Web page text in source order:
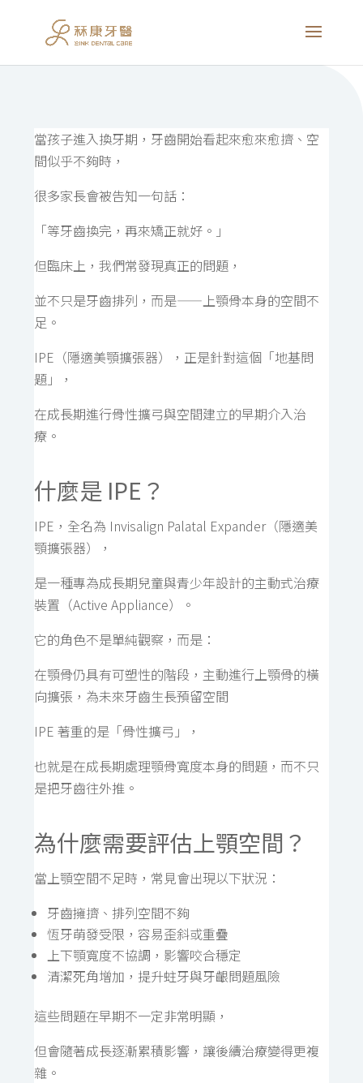
當孩子進入換牙期，牙齒開始看起來愈來愈擠、空
間似乎不夠時，
很多家長會被告知一句話：
「等牙齒換完，再來矯正就好。」
但臨床上，我們常發現真正的問題，
並不只是牙齒排列，而是——上顎骨本身的空間不
足。
IPE（隱適美顎擴張器），正是針對這個「地基問
題」，
在成長期進行骨性擴弓與空間建立的早期介入治
療。
什麼是 IPE？
IPE，全名為 Invisalign Palatal Expander（隱適美
顎擴張器），
是一種專為成長期兒童與青少年設計的主動式治療
裝置（Active Appliance）。
它的角色不是單純觀察，而是：
在顎骨仍具有可塑性的階段，主動進行上顎骨的橫
向擴張，為未來牙齒生長預留空間
IPE 著重的是「骨性擴弓」，
也就是在成長期處理顎骨寬度本身的問題，而不只
是把牙齒往外推。
為什麼需要評估上顎空間？
當上顎空間不足時，常見會出現以下狀況：
牙齒擁擠、排列空間不夠
恆牙萌發受限，容易歪斜或重疊
上下顎寬度不協調，影響咬合穩定
清潔死角增加，提升蛀牙與牙齦問題風險
這些問題在早期不一定非常明顯，
但會隨著成長逐漸累積影響，讓後續治療變得更複
雜。